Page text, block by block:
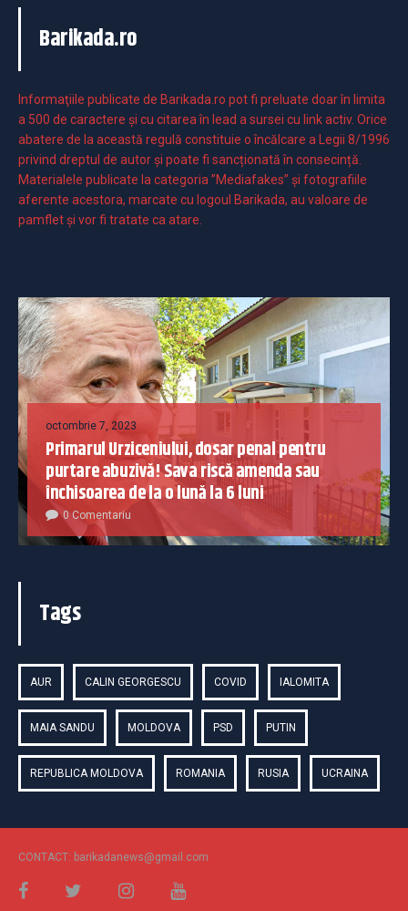
Barikada.ro
Informaţiile publicate de Barikada.ro pot fi preluate doar în limita
a 500 de caractere şi cu citarea în lead a sursei cu link activ. Orice
abatere de la această regulă constituie o încălcare a Legii 8/1996
privind dreptul de autor și poate fi sancționată în consecință.
Materialele publicate la categoria ”Mediafakes” și fotografiile
aferente acestora, marcate cu logoul Barikada, au valoare de
pamflet și vor fi tratate ca atare.
octombrie 7, 2023
Primarul Urziceniului, dosar penal pentru
purtare abuzivă! Sava riscă amenda sau
închisoarea de la o lună la 6 luni
0 Comentariu
Tags
AUR CALIN GEORGESCU COVID IALOMITA
MAIA SANDU MOLDOVA PSD PUTIN
REPUBLICA MOLDOVA ROMANIA RUSIA UCRAINA
CONTACT: barikadanews@gmail.com